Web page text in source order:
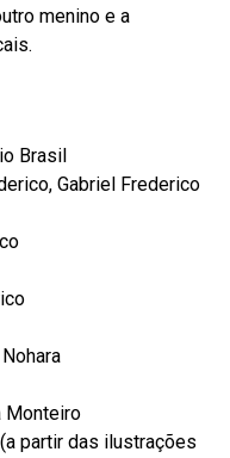
menino e a
Brasil
Gabriel Frederico
Monteiro
partir das ilustrações